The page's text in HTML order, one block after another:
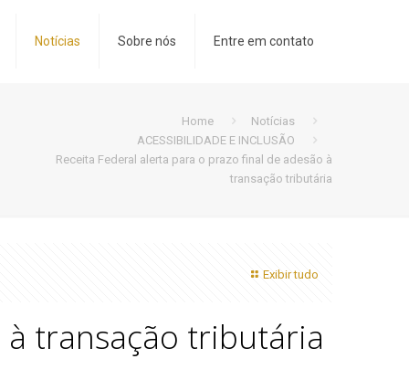
Notícias Sobre nós Entre em contato
Home
Notícias
ACESSIBILIDADE E INCLUSÃO
Receita Federal alerta para o prazo final de adesão à
transação tributária
Exibir tudo
à transação tributária